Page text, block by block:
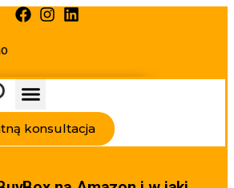
konsultacja